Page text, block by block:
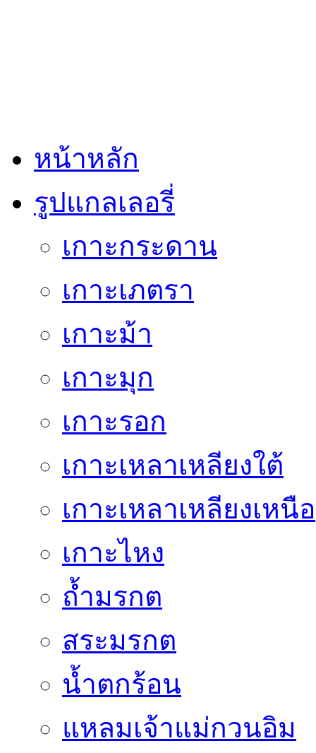
หน้าหลัก
รูปแกลเลอรี่
เกาะกระดาน
เกาะเภตรา
เกาะม้า
เกาะมุก
เกาะรอก
เกาะเหลาเหลียงใต้
เกาะเหลาเหลียงเหนือ
เกาะไหง
ถ้ำมรกต
สระมรกต
น้ำตกร้อน
แหลมเจ้าแม่กวนอิม